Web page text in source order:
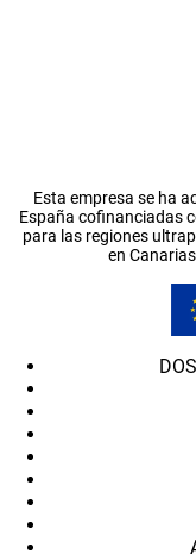
Esta empresa se ha
España cofinanciadas
para las regiones
en